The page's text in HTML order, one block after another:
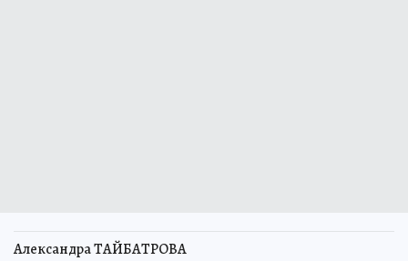
Александра ТАЙБАТРОВА